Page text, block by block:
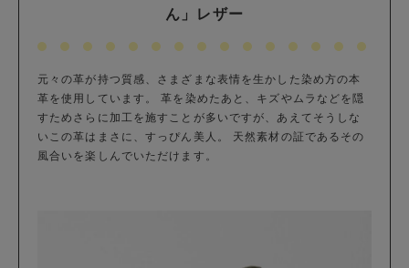
ん」レザー
元々の革が持つ質感、さまざまな表情を生かした染め方の本
革を使用しています。 革を染めたあと、キズやムラなどを隠
すためさらに加工を施すことが多いですが、あえてそうしな
いこの革はまさに、すっぴん美人。 天然素材の証であるその
風合いを楽しんでいただけます。